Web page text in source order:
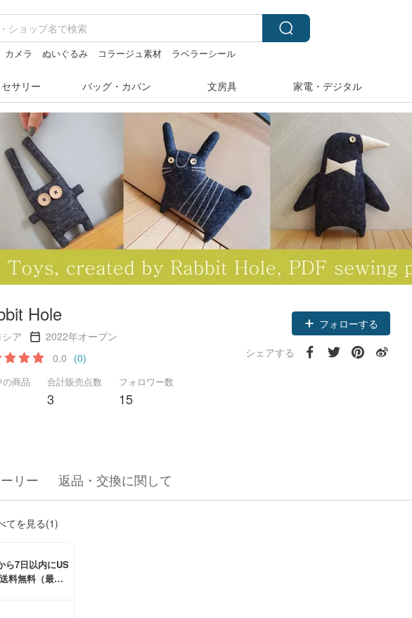
カメラ ぬいぐるみ コラージュ素材
ラベラーシール
サリー バッグ・カバン 文房具 家電・デジタル
Hole
シア
2022年オープン
0.0 (0)
商品 合計販売点数
3
フォロワー数
15
フォローする
シェアする
リー 返品・交換に関して
てを見る(1)
ら7日以内にUS
料無料（最大U